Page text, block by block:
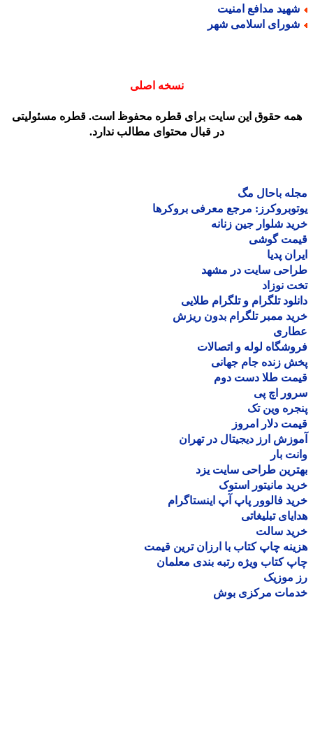
مدافع امنیت
اسلامی شهر
نسخه اصلی
حقوق این سایت برای قطره محفوظ است. قطره مسئولیتی
در قبال محتوای مطالب ندارد.
باحال مگ
مرجع معرفی بروکرها
شلوار جین زنانه
گوشی
پدیا
سایت در مشهد
نوزاد
تلگرام و تلگرام طلایی
ممبر تلگرام بدون ریزش
لوله و اتصالات
زنده جام جهانی
طلا دست دوم
اچ پی
وین تک
دلار امروز
ارز دیجیتال در تهران
بار
طراحی سایت یزد
مانیتور استوک
فالوور پاپ آپ اینستاگرام
تبلیغاتی
سالت
چاپ کتاب با ارزان ترین قیمت
کتاب ویژه رتبه بندی معلمان
موزیک
مرکزی بوش